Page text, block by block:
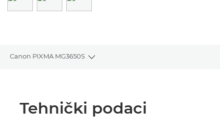
Canon PIXMA MG3650S
Toggle breadcrumbs
Tehnički podaci
Tehnički podaci